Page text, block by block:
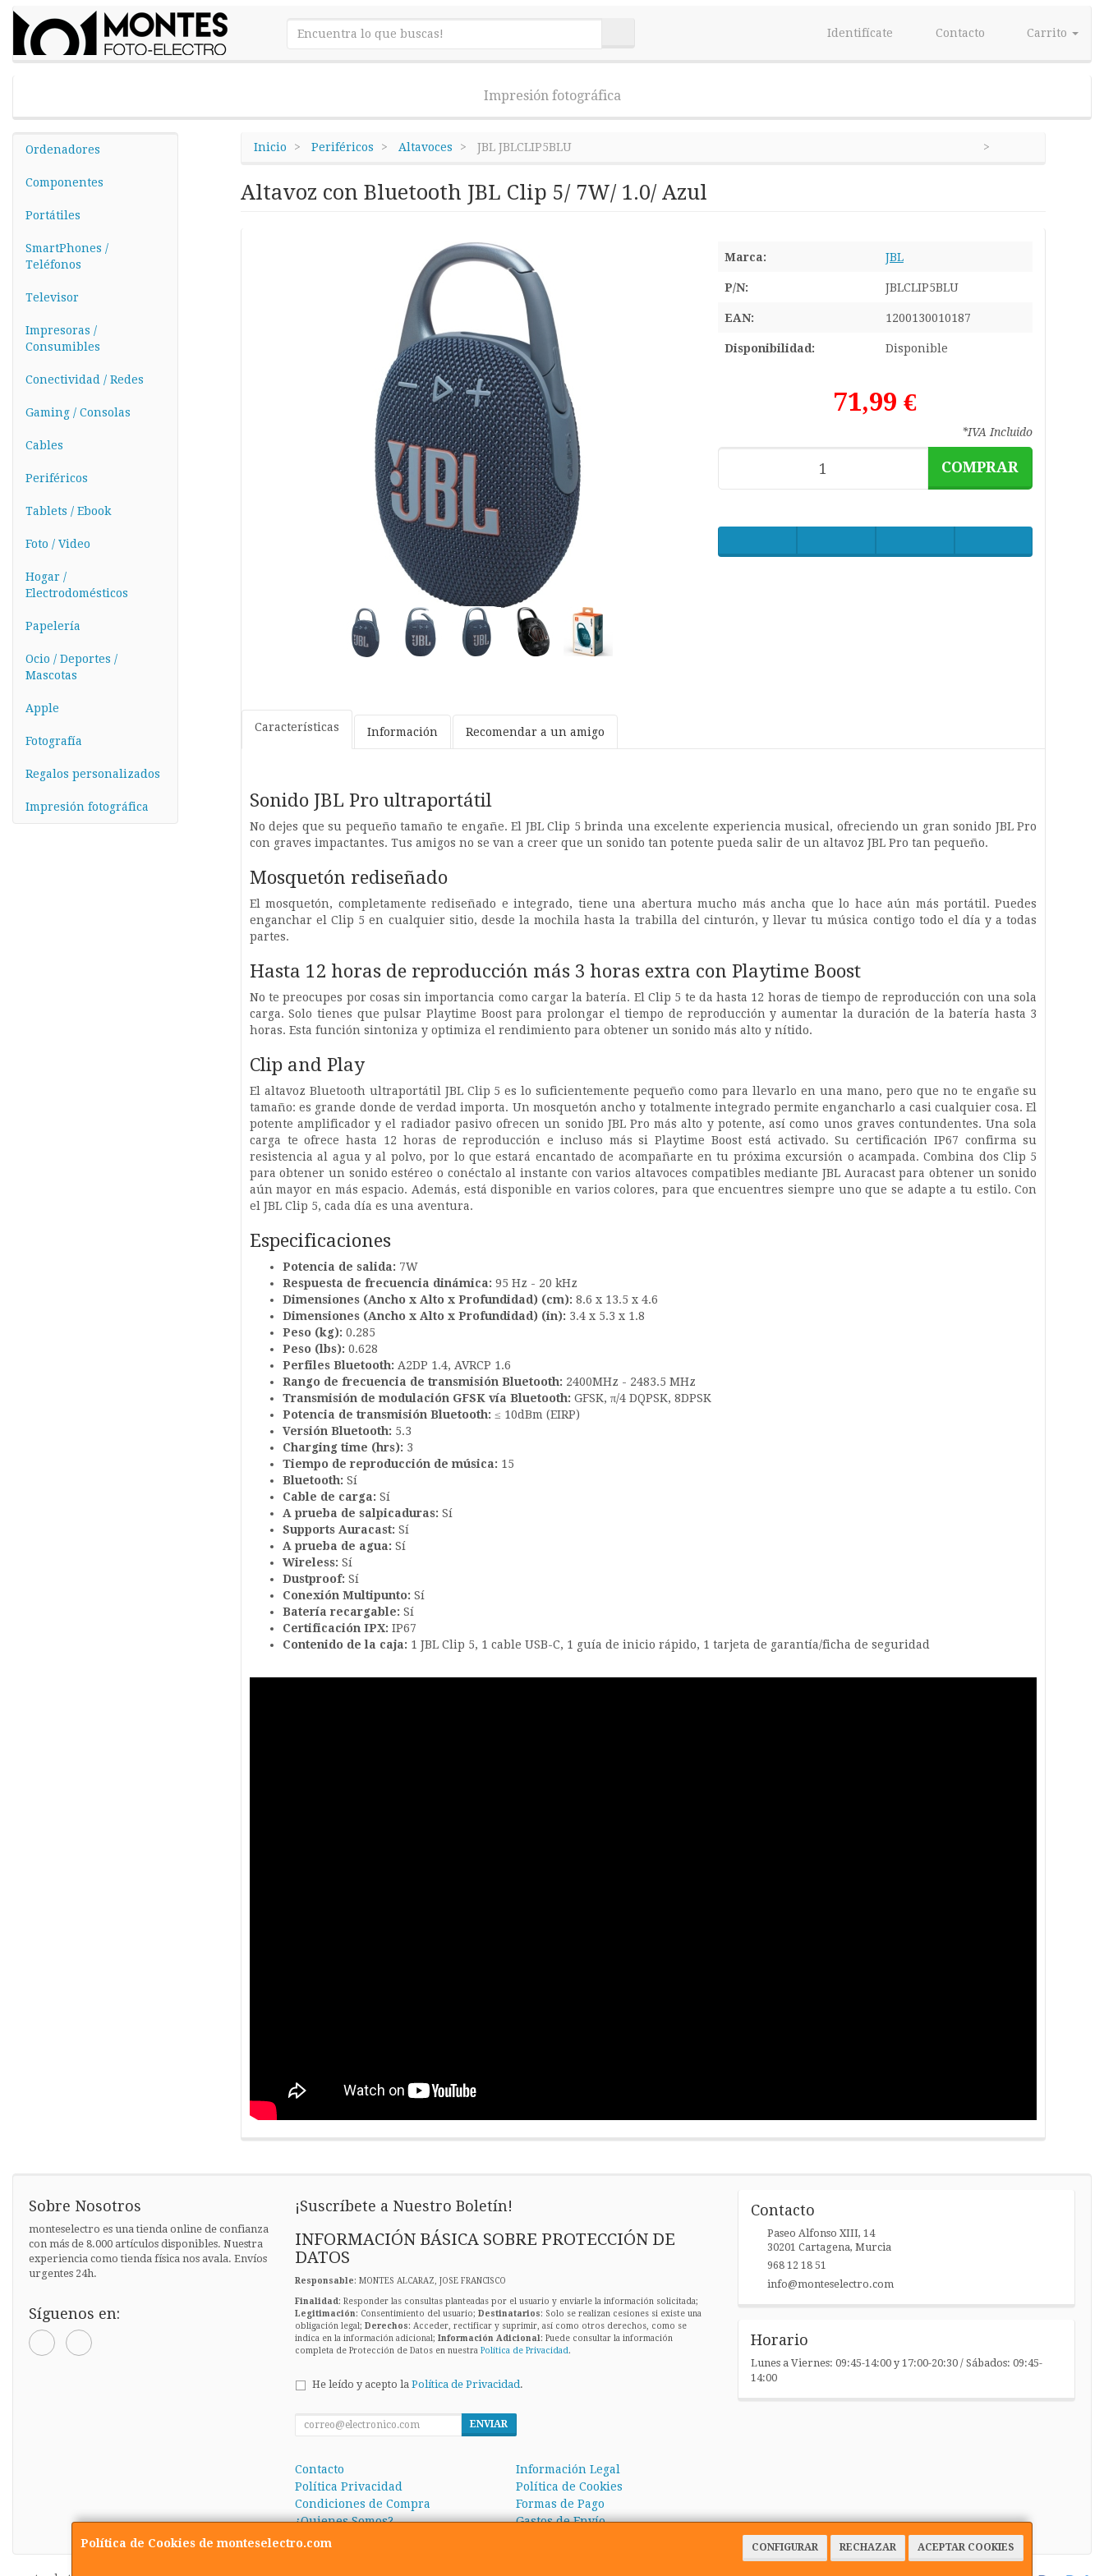
Identifícate Contacto Carrito
Impresión fotográfica
Ordenadores
Componentes
Portátiles
SmartPhones /
Teléfonos
Televisor
Impresoras /
Consumibles
Conectividad / Redes
Gaming / Consolas
Cables
Periféricos
Tablets / Ebook
Foto / Video
Hogar /
Electrodomésticos
Papelería
Ocio / Deportes /
Mascotas
Apple
Fotografía
Regalos personalizados
Impresión fotográfica
Inicio Periféricos Altavoces JBL JBLCLIP5BLU
Altavoz con Bluetooth JBL Clip 5/ 7W/ 1.0/ Azul
Marca: JBL
P/N: JBLCLIP5BLU
EAN: 1200130010187
Disponibilidad: Disponible
71,99 €
*IVA Incluido
COMPRAR
Características Información Recomendar a un amigo
Sonido JBL Pro ultraportátil
No dejes que su pequeño tamaño te engañe. El JBL Clip 5 brinda una excelente experiencia musical, ofreciendo un gran sonido JBL Pro
con graves impactantes. Tus amigos no se van a creer que un sonido tan potente pueda salir de un altavoz JBL Pro tan pequeño.
Mosquetón rediseñado
El mosquetón, completamente rediseñado e integrado, tiene una abertura mucho más ancha que lo hace aún más portátil. Puedes
enganchar el Clip 5 en cualquier sitio, desde la mochila hasta la trabilla del cinturón, y llevar tu música contigo todo el día y a todas
partes.
Hasta 12 horas de reproducción más 3 horas extra con Playtime Boost
No te preocupes por cosas sin importancia como cargar la batería. El Clip 5 te da hasta 12 horas de tiempo de reproducción con una sola
carga. Solo tienes que pulsar Playtime Boost para prolongar el tiempo de reproducción y aumentar la duración de la batería hasta 3
horas. Esta función sintoniza y optimiza el rendimiento para obtener un sonido más alto y nítido.
Clip and Play
El altavoz Bluetooth ultraportátil JBL Clip 5 es lo suficientemente pequeño como para llevarlo en una mano, pero que no te engañe su
tamaño: es grande donde de verdad importa. Un mosquetón ancho y totalmente integrado permite engancharlo a casi cualquier cosa. El
potente amplificador y el radiador pasivo ofrecen un sonido JBL Pro más alto y potente, así como unos graves contundentes. Una sola
carga te ofrece hasta 12 horas de reproducción e incluso más si Playtime Boost está activado. Su certificación IP67 confirma su
resistencia al agua y al polvo, por lo que estará encantado de acompañarte en tu próxima excursión o acampada. Combina dos Clip 5
para obtener un sonido estéreo o conéctalo al instante con varios altavoces compatibles mediante JBL Auracast para obtener un sonido
aún mayor en más espacio. Además, está disponible en varios colores, para que encuentres siempre uno que se adapte a tu estilo. Con
el JBL Clip 5, cada día es una aventura.
Especificaciones
Potencia de salida: 7W
Respuesta de frecuencia dinámica: 95 Hz - 20 kHz
Dimensiones (Ancho x Alto x Profundidad) (cm): 8.6 x 13.5 x 4.6
Dimensiones (Ancho x Alto x Profundidad) (in): 3.4 x 5.3 x 1.8
Peso (kg): 0.285
Peso (lbs): 0.628
Perfiles Bluetooth: A2DP 1.4, AVRCP 1.6
Rango de frecuencia de transmisión Bluetooth: 2400MHz - 2483.5 MHz
Transmisión de modulación GFSK vía Bluetooth: GFSK, π/4 DQPSK, 8DPSK
Potencia de transmisión Bluetooth: ≤ 10dBm (EIRP)
Versión Bluetooth: 5.3
Charging time (hrs): 3
Tiempo de reproducción de música: 15
Bluetooth: Sí
Cable de carga: Sí
A prueba de salpicaduras: Sí
Supports Auracast: Sí
A prueba de agua: Sí
Wireless: Sí
Dustproof: Sí
Conexión Multipunto: Sí
Batería recargable: Sí
Certificación IPX: IP67
Contenido de la caja: 1 JBL Clip 5, 1 cable USB-C, 1 guía de inicio rápido, 1 tarjeta de garantía/ficha de seguridad
Política de Cookies de monteselectro.com CONFIGURAR RECHAZAR ACEPTAR COOKIES
Sobre Nosotros
monteselectro es una tienda online de confianza
con más de 8.000 artículos disponibles. Nuestra
experiencia como tienda física nos avala. Envíos
urgentes 24h.
Síguenos en:
¡Suscríbete a Nuestro Boletín!
INFORMACIÓN BÁSICA SOBRE PROTECCIÓN DE
DATOS
Responsable: MONTES ALCARAZ, JOSE FRANCISCO
Finalidad : Responder las consultas planteadas por el usuario y enviarle la información solicitada;
Legitimación: Consentimiento del usuario; Destinatarios: Solo se realizan cesiones si existe una
obligación legal; Derechos: Acceder, rectificar y suprimir, así como otros derechos, como se
indica en la información adicional; Información Adicional : Puede consultar la información
completa de Protección de Datos en nuestra Política de Privacidad .
He leído y acepto la Política de Privacidad.
ENVIAR
Contacto
Información Legal
Política Privacidad
Política de Cookies
Condiciones de Compra
Formas de Pago
¿Quienes Somos?
Gastos de Envío
Contacto
Paseo Alfonso XIII, 14
30201 Cartagena, Murcia
968 12 18 51
info@monteselectro.com
Horario
Lunes a Viernes: 09:45-14:00 y 17:00-20:30 / Sábados: 09:45-
14:00